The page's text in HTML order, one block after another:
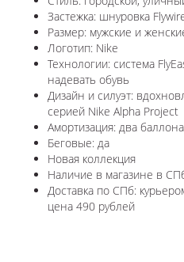
Застежка: шнуровка
Размер: мужские и
Логотип: Nike
Технологии: система
надевать обувь
Дизайн и силуэт:
серией Nike Alpha Project
Амортизация: два
Беговые: да
Новая коллекция
Наличие в магазине в
Доставка по СПб:
цена 490 рублей